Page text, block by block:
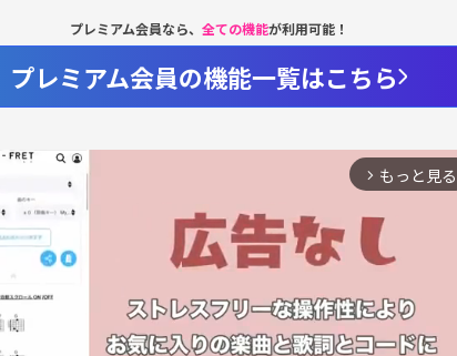
プレミアム会員なら、 全ての機能が利用可能！
プレミアム会員の機能一覧はこちら
arrow_forward_ios もっと見る